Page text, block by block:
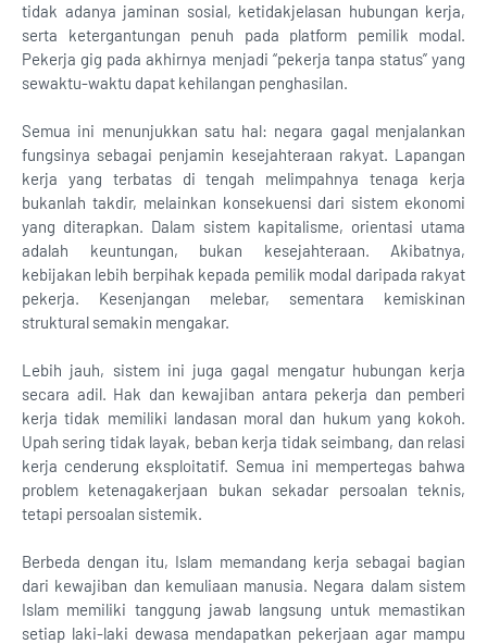
tidak adanya jaminan sosial, ketidakjelasan hubungan kerja,
serta ketergantungan penuh pada platform pemilik modal.
Pekerja gig pada akhirnya menjadi “pekerja tanpa status” yang
sewaktu-waktu dapat kehilangan penghasilan.
Semua ini menunjukkan satu hal: negara gagal menjalankan
fungsinya sebagai penjamin kesejahteraan rakyat. Lapangan
kerja yang terbatas di tengah melimpahnya tenaga kerja
bukanlah takdir, melainkan konsekuensi dari sistem ekonomi
yang diterapkan. Dalam sistem kapitalisme, orientasi utama
adalah keuntungan, bukan kesejahteraan. Akibatnya,
kebijakan lebih berpihak kepada pemilik modal daripada rakyat
pekerja. Kesenjangan melebar, sementara kemiskinan
struktural semakin mengakar.
Lebih jauh, sistem ini juga gagal mengatur hubungan kerja
secara adil. Hak dan kewajiban antara pekerja dan pemberi
kerja tidak memiliki landasan moral dan hukum yang kokoh.
Upah sering tidak layak, beban kerja tidak seimbang, dan relasi
kerja cenderung eksploitatif. Semua ini mempertegas bahwa
problem ketenagakerjaan bukan sekadar persoalan teknis,
tetapi persoalan sistemik.
Berbeda dengan itu, Islam memandang kerja sebagai bagian
dari kewajiban dan kemuliaan manusia. Negara dalam sistem
Islam memiliki tanggung jawab langsung untuk memastikan
setiap laki-laki dewasa mendapatkan pekerjaan agar mampu